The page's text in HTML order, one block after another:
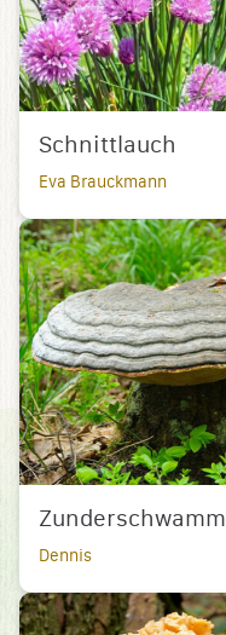
Schnittlauch
Eva Brauckmann
Zunderschwamm
Dennis